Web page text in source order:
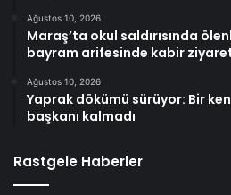
Ağustos 10, 2026
Maraş’ta okul saldırısında
bayram arifesinde kabir
Ağustos 10, 2026
Yaprak dökümü sürüyor: Bir
başkanı kalmadı
Rastgele Haberler